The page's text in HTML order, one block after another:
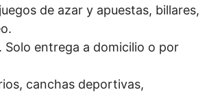
de azar y apuestas, billares,
entrega a domicilio o por
canchas deportivas,